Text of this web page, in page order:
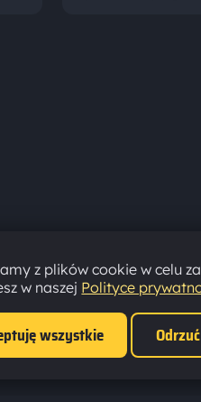
z plików cookie w celu
w naszej Polityce
wszystkie Odrzuć